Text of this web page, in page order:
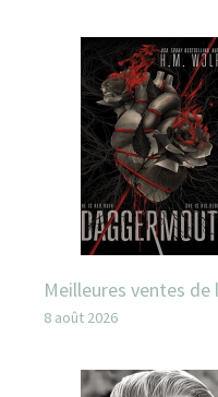
Meilleures ventes de
8 août 2026